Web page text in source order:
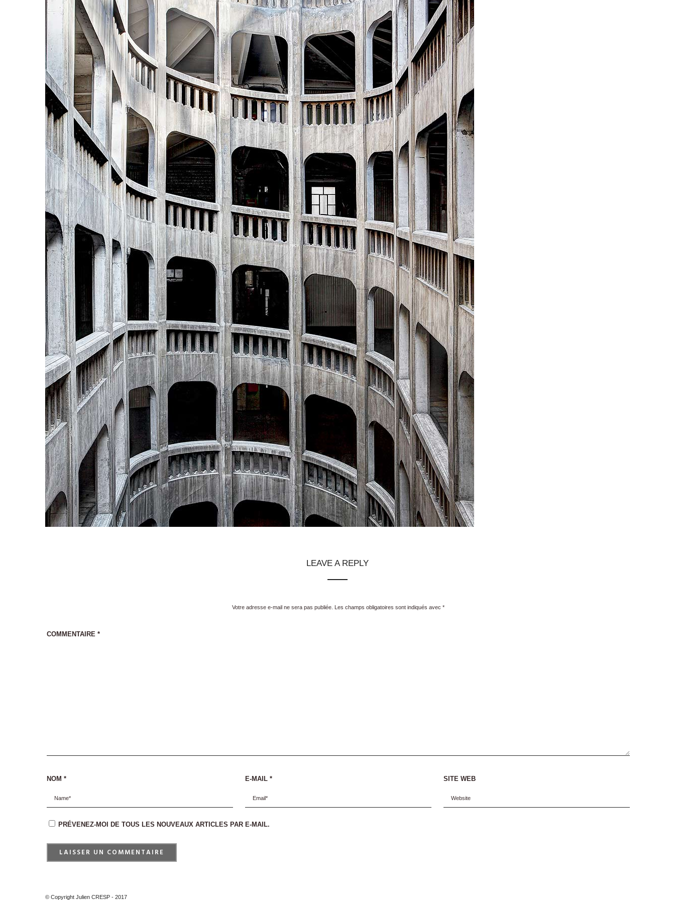
LEAVE A REPLY
Votre adresse e-mail ne sera pas publiée. Les champs obligatoires sont indiqués avec *
COMMENTAIRE *
NOM * E-MAIL * SITE WEB
PRÉVENEZ-MOI DE TOUS LES NOUVEAUX ARTICLES PAR E-MAIL.
© Copyright Julien CRESP - 2017